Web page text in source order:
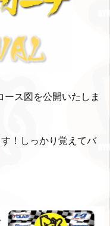
ス図を公開いたしま
！しっかり覚えてバ